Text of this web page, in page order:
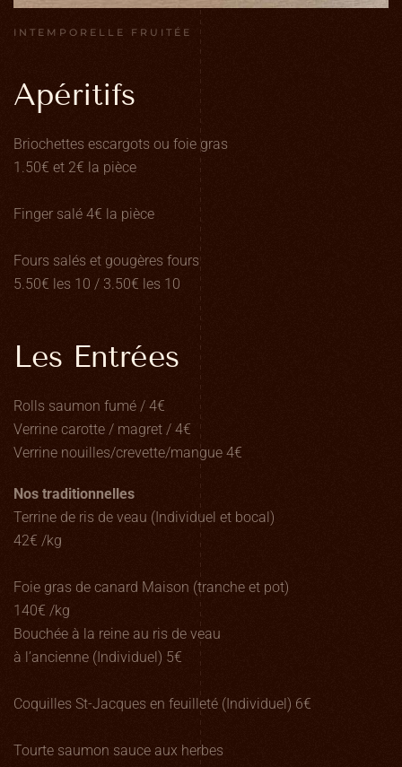
INTEMPORELLE FRUITÉE
Apéritifs
Briochettes escargots ou foie gras
1.50€ et 2€ la pièce
Finger salé 4€ la pièce
Fours salés et gougères fours
5.50€ les 10 / 3.50€ les 10
Les Entrées
Rolls saumon fumé / 4€
Verrine carotte / magret / 4€
Verrine nouilles/crevette/mangue 4€
Nos traditionnelles
Terrine de ris de veau (Individuel et bocal)
42€ /kg
Foie gras de canard Maison (tranche et pot)
140€ /kg
Bouchée à la reine au ris de veau
à l’ancienne (Individuel) 5€
Coquilles St-Jacques en feuilleté (Individuel) 6€
Tourte saumon sauce aux herbes